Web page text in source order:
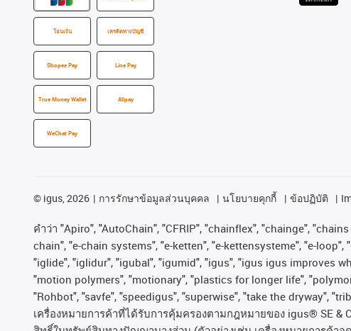
โอนเงิน เครดิตทางบัญชี
Shopee Pay Line Pay
True Money Wallet Alipay
WeChat Pay
© igus, 2026 การรักษาข้อมูลส่วนบุคคล นโยบายคุกกี้ ข้อปฏิบัติ
คําว่า "Apiro", "AutoChain", "CFRIP", "chainflex", "chainge",
chain", "e-chain systems", "e-ketten", "e-kettensysteme", "e-
"iglide", "iglidur", "igubal", "igumid", "igus", "igus igus improves
"motion polymers", "motionary", "plastics for longer life",
"Rohbot", "savfe", "speedigus", "superwise", "take the dryway",
เครื่องหมายการค้าที่ได้รับการคุ้มครองตามกฎหมายของ igus® SE &